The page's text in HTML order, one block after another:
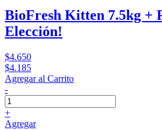
BioFresh Kitten 7.5kg +
Elección!
$4.650
$4.185
Agregar al Carrito
-
+
Agregar